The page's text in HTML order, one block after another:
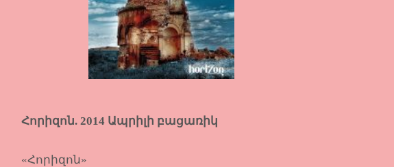
Հորիզոն. 2014 Ապրիլի բացառիկ
«Հորիզոն»